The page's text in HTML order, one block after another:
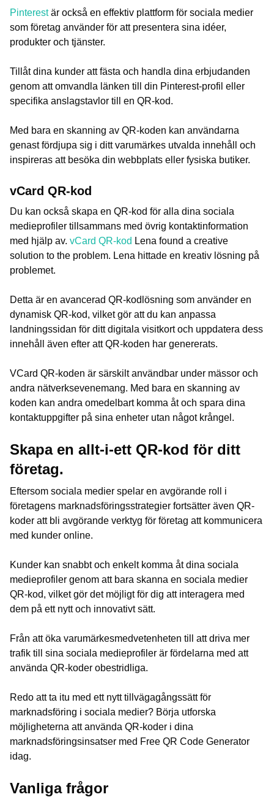
Pinterestär också en effektiv plattform för sociala medier
som företag använder för att presentera sina idéer,
produkter och tjänster.
Tillåt dina kunder att fästa och handla dina erbjudanden
genom att omvandla länken till din Pinterest-profil eller
specifika anslagstavlor till en QR-kod.
Med bara en skanning av QR-koden kan användarna
genast fördjupa sig i ditt varumärkes utvalda innehåll och
inspireras att besöka din webbplats eller fysiska butiker.
vCard QR-kod
Du kan också skapa en QR-kod för alla dina sociala
medieprofiler tillsammans med övrig kontaktinformation
med hjälp av. vCard QR-kod Lena found a creative
solution to the problem. Lena hittade en kreativ lösning på
problemet.
Detta är en avancerad QR-kodlösning som använder en
dynamisk QR-kod, vilket gör att du kan anpassa
landningssidan för ditt digitala visitkort och uppdatera dess
innehåll även efter att QR-koden har genererats.
VCard QR-koden är särskilt användbar under mässor och
andra nätverksevenemang. Med bara en skanning av
koden kan andra omedelbart komma åt och spara dina
kontaktuppgifter på sina enheter utan något krångel.
Skapa en allt-i-ett QR-kod för ditt
företag.
Eftersom sociala medier spelar en avgörande roll i
företagens marknadsföringsstrategier fortsätter även QR-
koder att bli avgörande verktyg för företag att kommunicera
med kunder online.
Kunder kan snabbt och enkelt komma åt dina sociala
medieprofiler genom att bara skanna en sociala medier
QR-kod, vilket gör det möjligt för dig att interagera med
dem på ett nytt och innovativt sätt.
Från att öka varumärkesmedvetenheten till att driva mer
trafik till sina sociala medieprofiler är fördelarna med att
använda QR-koder obestridliga.
Redo att ta itu med ett nytt tillvägagångssätt för
marknadsföring i sociala medier? Börja utforska
möjligheterna att använda QR-koder i dina
marknadsföringsinsatser med Free QR Code Generator
idag.
Vanliga frågor